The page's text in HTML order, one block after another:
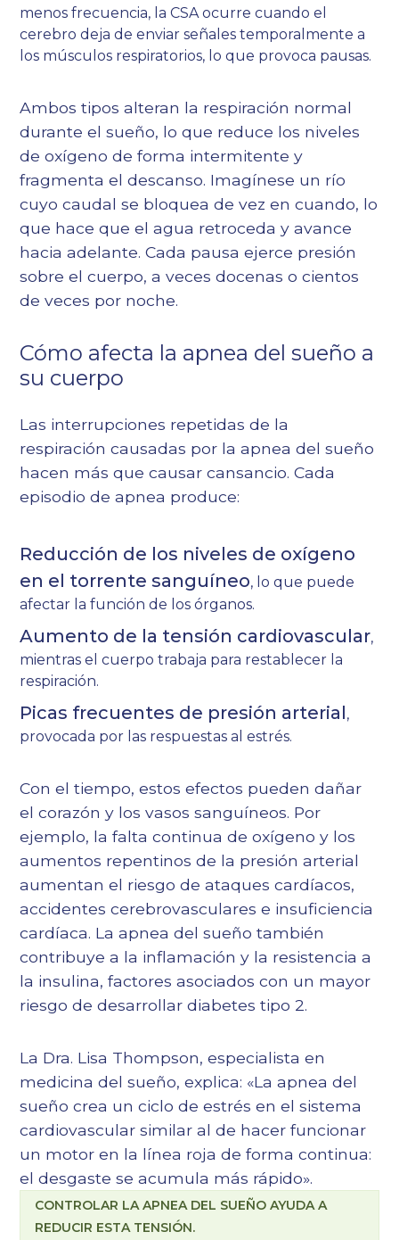
menos frecuencia, la CSA ocurre cuando el
cerebro deja de enviar señales temporalmente a
los músculos respiratorios, lo que provoca pausas.
Ambos tipos alteran la respiración normal
durante el sueño, lo que reduce los niveles
de oxígeno de forma intermitente y
fragmenta el descanso. Imagínese un río
cuyo caudal se bloquea de vez en cuando, lo
que hace que el agua retroceda y avance
hacia adelante. Cada pausa ejerce presión
sobre el cuerpo, a veces docenas o cientos
de veces por noche.
Cómo afecta la apnea del sueño a
su cuerpo
Las interrupciones repetidas de la
respiración causadas por la apnea del sueño
hacen más que causar cansancio. Cada
episodio de apnea produce:
Reducción de los niveles de oxígeno
en el torrente sanguíneo, lo que puede
afectar la función de los órganos.
Aumento de la tensión cardiovascular,
mientras el cuerpo trabaja para restablecer la
respiración.
Picas frecuentes de presión arterial,
provocada por las respuestas al estrés.
Con el tiempo, estos efectos pueden dañar
el corazón y los vasos sanguíneos. Por
ejemplo, la falta continua de oxígeno y los
aumentos repentinos de la presión arterial
aumentan el riesgo de ataques cardíacos,
accidentes cerebrovasculares e insuficiencia
cardíaca. La apnea del sueño también
contribuye a la inflamación y la resistencia a
la insulina, factores asociados con un mayor
riesgo de desarrollar diabetes tipo 2.
La Dra. Lisa Thompson, especialista en
medicina del sueño, explica: «La apnea del
sueño crea un ciclo de estrés en el sistema
cardiovascular similar al de hacer funcionar
un motor en la línea roja de forma continua:
el desgaste se acumula más rápido».
CONTROLAR LA APNEA DEL SUEÑO AYUDA A
REDUCIR ESTA TENSIÓN.